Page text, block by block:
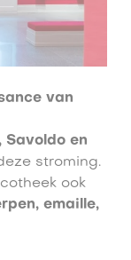
van
Savoldo en
stroming.
ook
emaille,